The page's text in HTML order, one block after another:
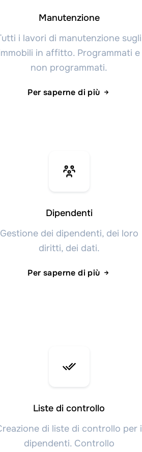
Manutenzione
i lavori di manutenzione sugli
in affitto. Programmati e
non programmati.
Per saperne di più
Dipendenti
Gestione dei dipendenti, dei loro
diritti, dei dati.
Per saperne di più
Liste di controllo
di liste di controllo per i
dipendenti. Controllo